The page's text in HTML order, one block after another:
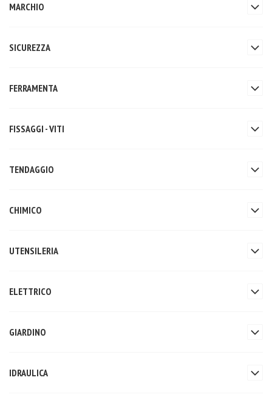
MARCHIO
SICUREZZA
FERRAMENTA
FISSAGGI - VITI
TENDAGGIO
CHIMICO
UTENSILERIA
ELETTRICO
GIARDINO
IDRAULICA